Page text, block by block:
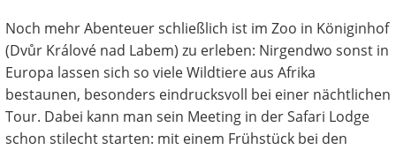
Noch mehr Abenteuer schließlich ist im Zoo in Königinhof
(Dvůr Králové nad Labem) zu erleben: Nirgendwo sonst in
Europa lassen sich so viele Wildtiere aus Afrika
bestaunen, besonders eindrucksvoll bei einer nächtlichen
Tour. Dabei kann man sein Meeting in der Safari Lodge
schon stilecht starten: mit einem Frühstück bei den